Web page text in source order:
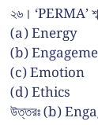
২৬। ‘PERMA’
(a) Energy
(b)
(c) Emotion
(d) Ethics
উত্তরঃ (b)